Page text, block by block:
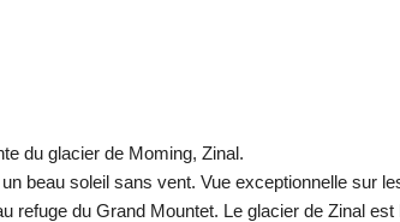
du glacier de Moming, Zinal.
beau soleil sans vent. Vue exceptionnelle sur
refuge du Grand Mountet. Le glacier de Zinal est